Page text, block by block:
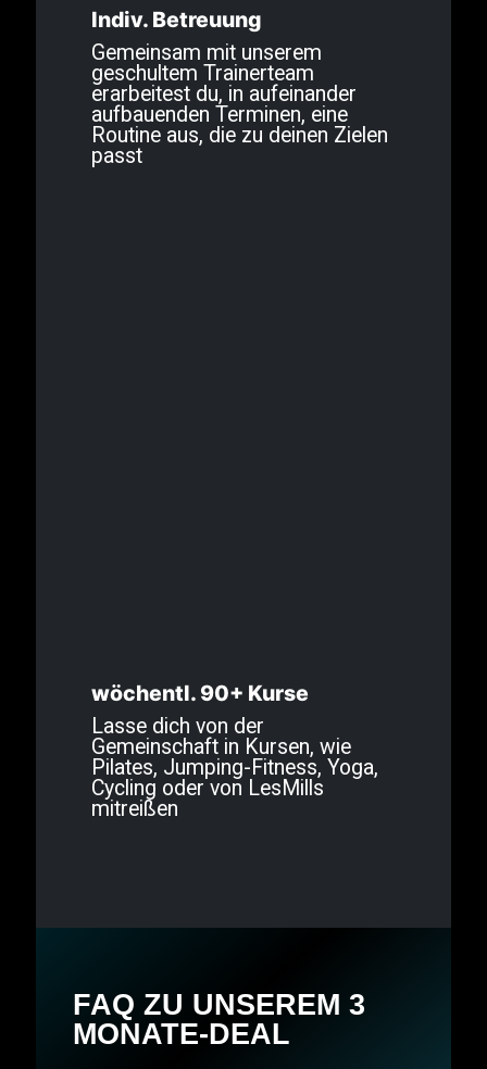
Indiv. Betreuung
Gemeinsam mit unserem
geschultem Trainerteam
erarbeitest du, in aufeinander
aufbauenden Terminen, eine
Routine aus, die zu deinen Zielen
passt
wöchentl. 90+ Kurse
Lasse dich von der
Gemeinschaft in Kursen, wie
Pilates, Jumping-Fitness, Yoga,
Cycling oder von LesMills
mitreißen
FAQ ZU UNSEREM 3
MONATE-DEAL